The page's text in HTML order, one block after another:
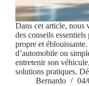
Dans cet article, nous
des conseils
propre et
d’automobile ou
entretenir son
solutions pratiques.
Bernardo
04/